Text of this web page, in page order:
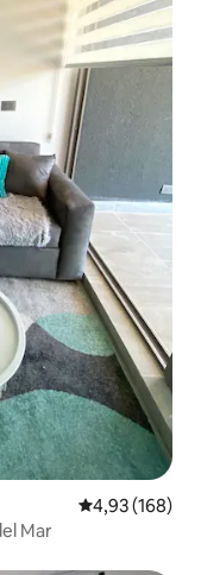
Gemiddelde
4,93 (168)
Mar